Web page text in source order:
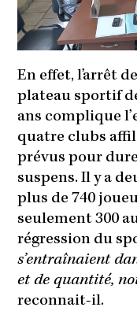
En effet, l’arrêt
plateau sportif
ans complique
quatre clubs
prévus pour
suspens. Il y a
plus de 740
seulement 300
régression du
s’entraînaient
et de quantité,
reconnait-il.